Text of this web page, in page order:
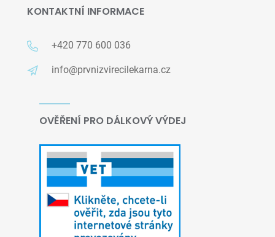
KONTAKTNÍ INFORMACE
+420 770 600 036
info@prvnizvirecilekarna.cz
OVĚŘENÍ PRO DÁLKOVÝ VÝDEJ